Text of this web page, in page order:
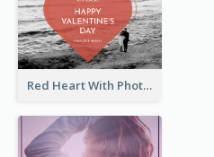
Red Heart With Photo Valentines Day Gift Card